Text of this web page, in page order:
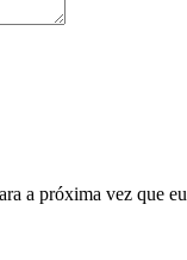
a próxima vez que